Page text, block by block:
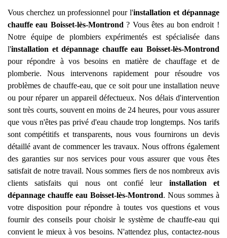
Vous cherchez un professionnel pour l'installation et dépannage
chauffe eau Boisset-lès-Montrond ? Vous êtes au bon endroit !
Notre équipe de plombiers expérimentés est spécialisée dans
l'installation et dépannage chauffe eau Boisset-lès-Montrond
pour répondre à vos besoins en matière de chauffage et de
plomberie. Nous intervenons rapidement pour résoudre vos
problèmes de chauffe-eau, que ce soit pour une installation neuve
ou pour réparer un appareil défectueux. Nos délais d'intervention
sont très courts, souvent en moins de 24 heures, pour vous assurer
que vous n'êtes pas privé d'eau chaude trop longtemps. Nos tarifs
sont compétitifs et transparents, nous vous fournirons un devis
détaillé avant de commencer les travaux. Nous offrons également
des garanties sur nos services pour vous assurer que vous êtes
satisfait de notre travail. Nous sommes fiers de nos nombreux avis
clients satisfaits qui nous ont confié leur installation et
dépannage chauffe eau Boisset-lès-Montrond. Nous sommes à
votre disposition pour répondre à toutes vos questions et vous
fournir des conseils pour choisir le système de chauffe-eau qui
convient le mieux à vos besoins. N'attendez plus, contactez-nous